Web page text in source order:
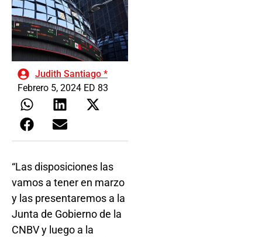
Judith Santiago *
Febrero 5, 2024 ED 83
“Las disposiciones las
vamos a tener en marzo
y las presentaremos a la
Junta de Gobierno de la
CNBV y luego a la